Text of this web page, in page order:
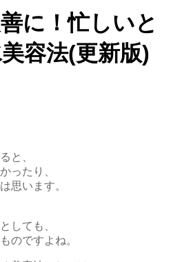
に！忙しいと
容法(更新版)
と、
ったり、
思います。
しても、
のですよね。